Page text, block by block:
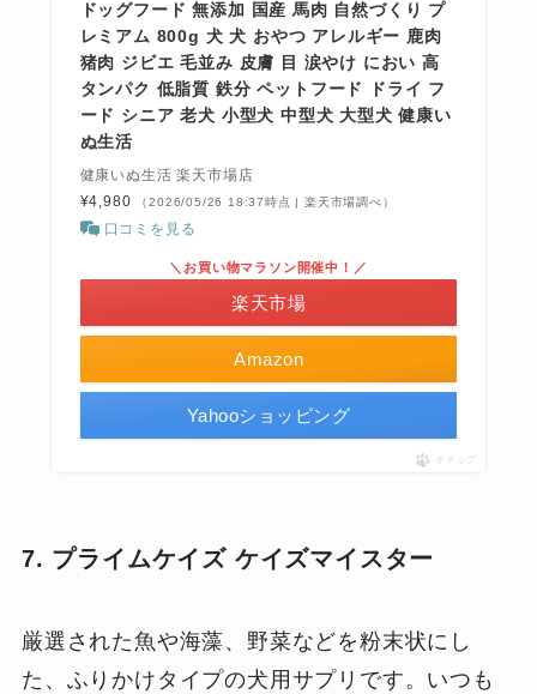
ドッグフード 無添加 国産 馬肉 自然づくり プ
レミアム 800g 犬 犬 おやつ アレルギー 鹿肉
猪肉 ジビエ 毛並み 皮膚 目 涙やけ におい 高
タンパク 低脂質 鉄分 ペットフード ドライ フ
ード シニア 老犬 小型犬 中型犬 大型犬 健康い
ぬ生活
健康いぬ生活 楽天市場店
¥4,980
（2026/05/26 18:37時点 | 楽天市場調べ）
口コミを見る
Amazon
＼お買い物マラソン開催中！／
楽天市場
Yahooショッピング
ポチップ
7. プライムケイズ ケイズマイスター
厳選された魚や海藻、野菜などを粉末状にし
た、ふりかけタイプの犬用サプリです。いつも